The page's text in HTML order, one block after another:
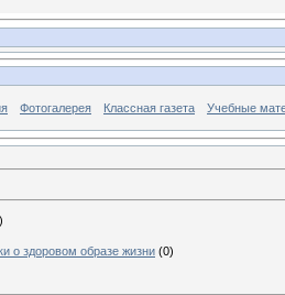
Фотогалерея Классная газета Учебные
о здоровом образе жизни (0)